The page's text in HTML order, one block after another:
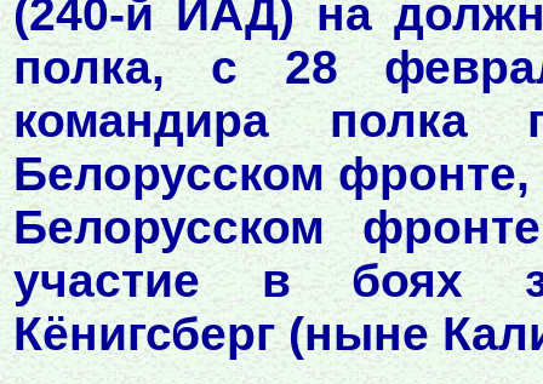
(240-й ИАД) на
полка, с 28
командира
Белорусском фронте,
Белорусском
участие в боях
Кёнигсберг (ныне